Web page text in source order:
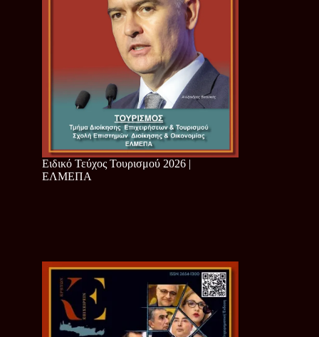
Ειδικό Τεύχος Τουρισμού 2026 |
ΕΛΜΕΠΑ